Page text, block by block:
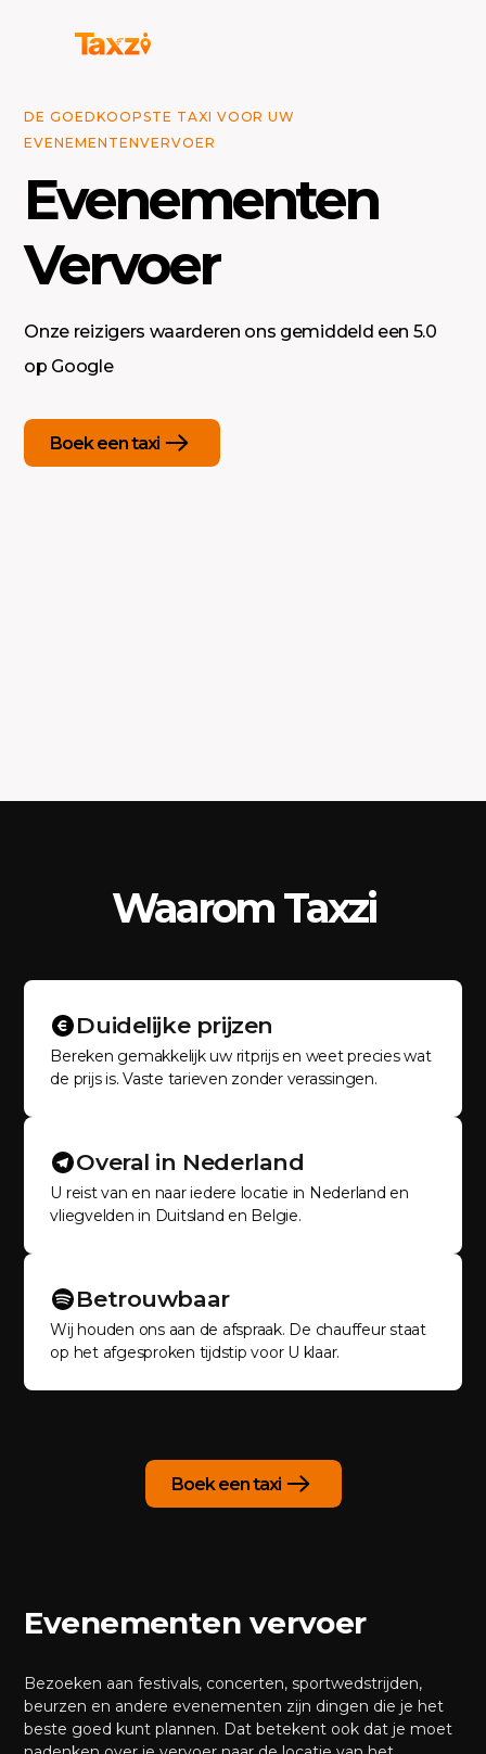
DE GOEDKOOPSTE TAXI VOOR UW
EVENEMENTENVERVOER
Evenementen
Vervoer
Onze reizigers waarderen ons gemiddeld een 5.0
op Google
Boek een taxi
Waarom Taxzi
Duidelijke prijzen
Bereken gemakkelijk uw ritprijs en weet precies wat
de prijs is. Vaste tarieven zonder verassingen.
Overal in Nederland
U reist van en naar iedere locatie in Nederland en
vliegvelden in Duitsland en Belgie.
Betrouwbaar
Wij houden ons aan de afspraak. De chauffeur staat
op het afgesproken tijdstip voor U klaar.
Boek een taxi
Evenementen vervoer
Bezoeken aan festivals, concerten, sportwedstrijden,
beurzen en andere evenementen zijn dingen die je het
beste goed kunt plannen. Dat betekent ook dat je moet